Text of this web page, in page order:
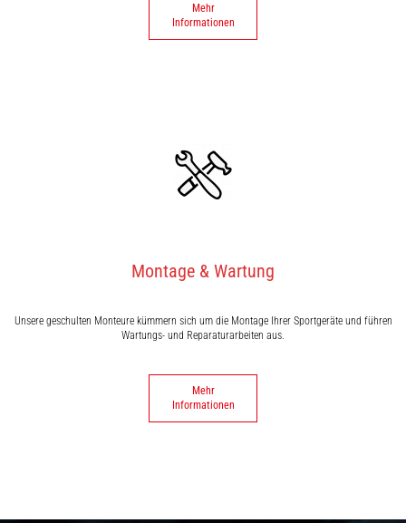
Mehr
Informationen
Montage & Wartung
Unsere geschulten Monteure kümmern sich um die Montage Ihrer Sportgeräte und führen
Wartungs- und Reparaturarbeiten aus.
Mehr
Informationen